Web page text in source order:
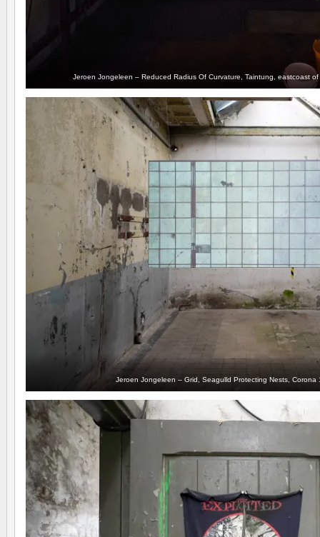
Jeroen Jongeleen – Reduced Radius Of Curvature, Taintung, eastcoast
Jeroen Jongeleen – Grid, Seagulld Protecting Nests,